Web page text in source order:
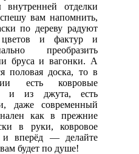
внутренней отделки
вам напомнить,
по дереву радуют
цветов и фактур и
преобразить
бруса и вагонки. А
половая доска, то в
есть ковровые
и из джута, есть
даже современный
как в прежние
в руки, ковровое
вперёд — делайте
будет по душе!